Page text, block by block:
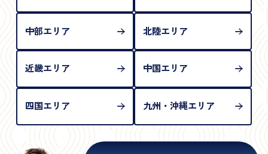
中部エリア 北陸エリア
近畿エリア 中国エリア
四国エリア 九州・沖縄エリア